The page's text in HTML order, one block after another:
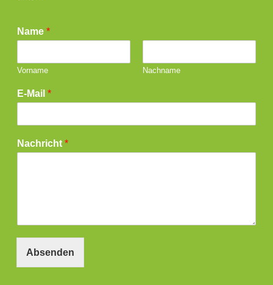
Name *
Vorname Nachname
E-Mail *
Nachricht *
Absenden